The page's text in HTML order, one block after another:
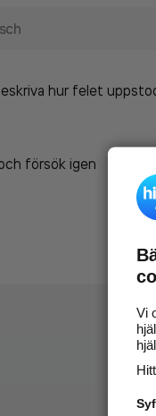
hur felet
försök igen
Vi